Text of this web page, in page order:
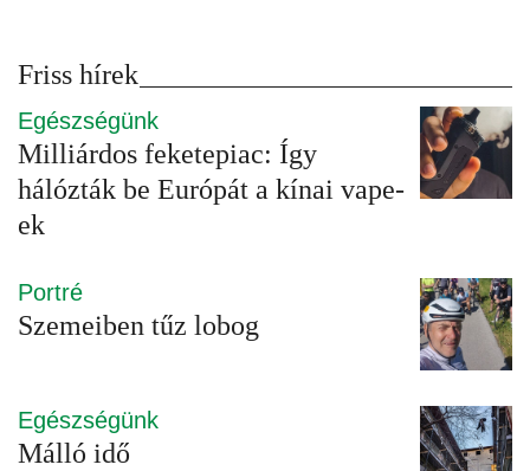
Friss hírek
Egészségünk
Milliárdos feketepiac: Így
hálózták be Európát a kínai vape-
ek
Portré
Szemeiben tűz lobog
Egészségünk
Málló idő